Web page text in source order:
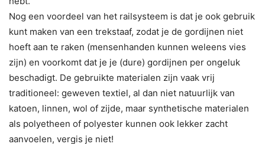
Nog een voordeel van het railsysteem is dat je ook gebruik
kunt maken van een trekstaaf, zodat je de gordijnen niet
hoeft aan te raken (mensenhanden kunnen weleens vies
zijn) en voorkomt dat je je (dure) gordijnen per ongeluk
beschadigt. De gebruikte materialen zijn vaak vrij
traditioneel: geweven textiel, al dan niet natuurlijk van
katoen, linnen, wol of zijde, maar synthetische materialen
als polyetheen of polyester kunnen ook lekker zacht
aanvoelen, vergis je niet!